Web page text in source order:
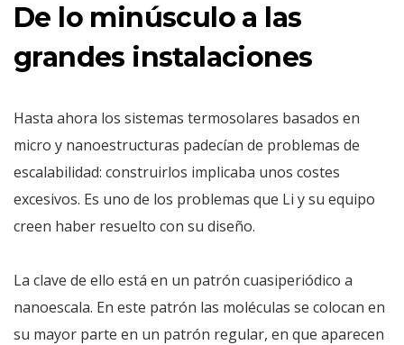
De lo minúsculo a las
grandes instalaciones
Hasta ahora los sistemas termosolares basados en
micro y nanoestructuras padecían de problemas de
escalabilidad: construirlos implicaba unos costes
excesivos. Es uno de los problemas que Li y su equipo
creen haber resuelto con su diseño.
La clave de ello está en un patrón cuasiperiódico a
nanoescala. En este patrón las moléculas se colocan en
su mayor parte en un patrón regular, en que aparecen